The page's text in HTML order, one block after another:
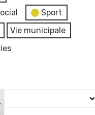
Sport
Vie municipale